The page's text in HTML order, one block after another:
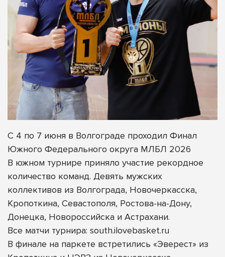
С 4 по 7 июня в Волгограде проходил Финал
Южного Федерального округа МЛБЛ 2026
В южном турнире приняло участие рекордное
количество команд. Девять мужских
коллективов из Волгограда, Новочеркасска,
Кропоткина, Севастополя, Ростова-на-Дону,
Донецка, Новороссийска и Астрахани.
Все матчи турнира: south.ilovebasket.ru
В финале на паркете встретились «Эверест» из